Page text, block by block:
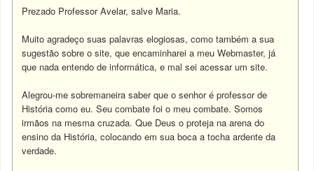
Prezado Professor Avelar, salve Maria.
Muito agradeço suas palavras elogiosas, como também a sua
sugestão sobre o site, que encaminharei a meu Webmaster, já
que nada entendo de informática, e mal sei acessar um site.
Alegrou-me sobremaneira saber que o senhor é professor de
História como eu. Seu combate foi o meu combate. Somos
irmãos na mesma cruzada. Que Deus o proteja na arena do
ensino da História, colocando em sua boca a tocha ardente da
verdade.